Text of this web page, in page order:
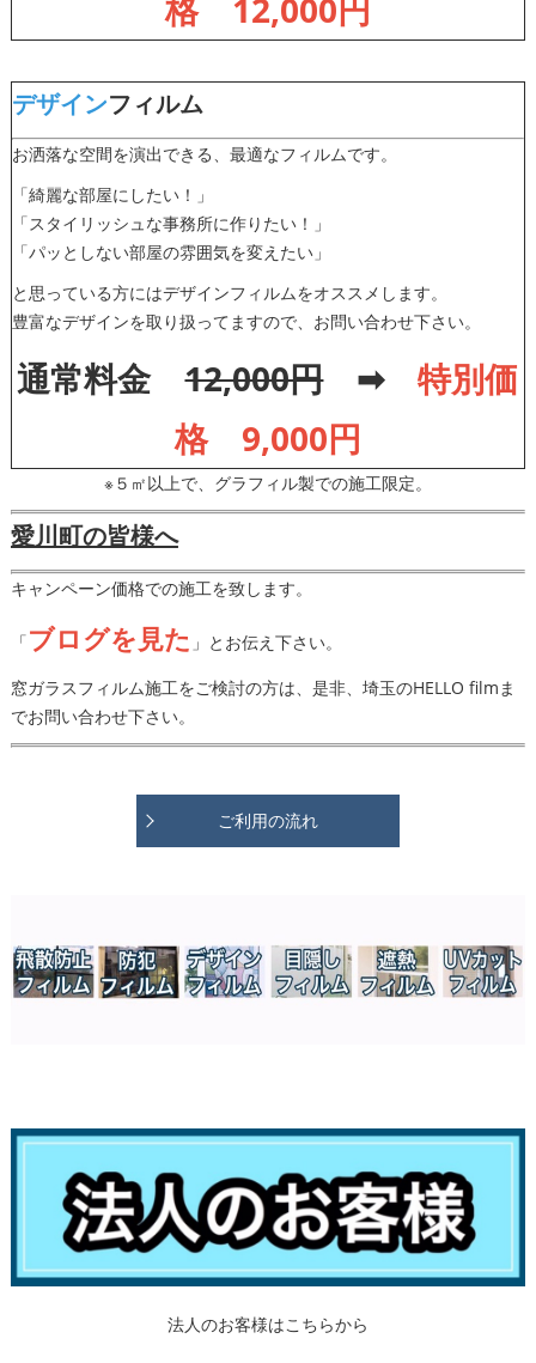
格 12,000円
デザインフィルム
お洒落な空間を演出できる、最適なフィルムです。
「綺麗な部屋にしたい！」
「スタイリッシュな事務所に作りたい！」
「パッとしない部屋の雰囲気を変えたい」
と思っている方にはデザインフィルムをオススメします。
豊富なデザインを取り扱ってますので、お問い合わせ下さい。
通常料金12,000円➡
特別価
格 9,000円
※５㎡以上で、グラフィル製での施工限定。
愛川町の皆様へ
キャンペーン価格での施工を致します。
「ブログを見た 」とお伝え下さい。
窓ガラスフィルム施工をご検討の方は、是非、埼玉のHELLO filmま
でお問い合わせ下さい。
ご利用の流れ
法人のお客様はこちらから